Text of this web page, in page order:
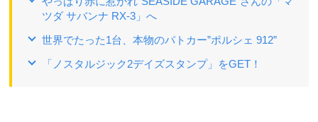
ツダ サバンナ RX‐3」へ
世界でたった1台、本物のパトカー”ポルシェ 912”
「ノスタルジック2デイズスタンプ」をGET！